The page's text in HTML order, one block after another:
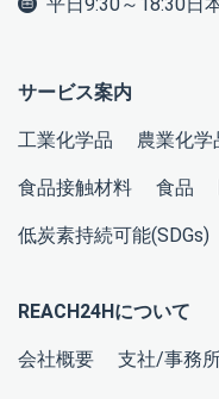
平日9:30～18:30日
サービス案内
工業化学品 農業化学
食品接触材料 食品
低炭素持続可能(SDGs)
REACH24Hについて
会社概要 支社/事務